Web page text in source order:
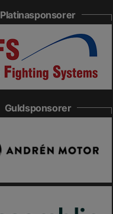
Platinasponsorer
Guldsponsorer